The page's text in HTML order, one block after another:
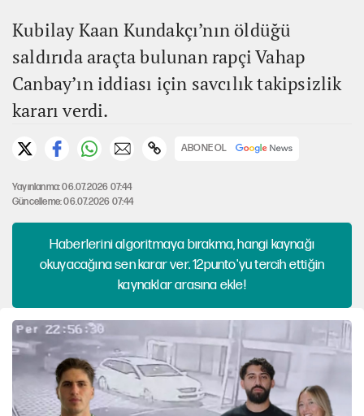
Kubilay Kaan Kundakçı’nın öldüğü
saldırıda araçta bulunan rapçi Vahap
Canbay’ın iddiası için savcılık takipsizlik
kararı verdi.
ABONE OL
Yayınlanma: 06.07.2026 07:44
Güncelleme: 06.07.2026 07:44
Haberlerini algoritmaya bırakma, hangi kaynağı
okuyacağına sen karar ver. 12punto'yu tercih ettiğin
kaynaklar arasına ekle!